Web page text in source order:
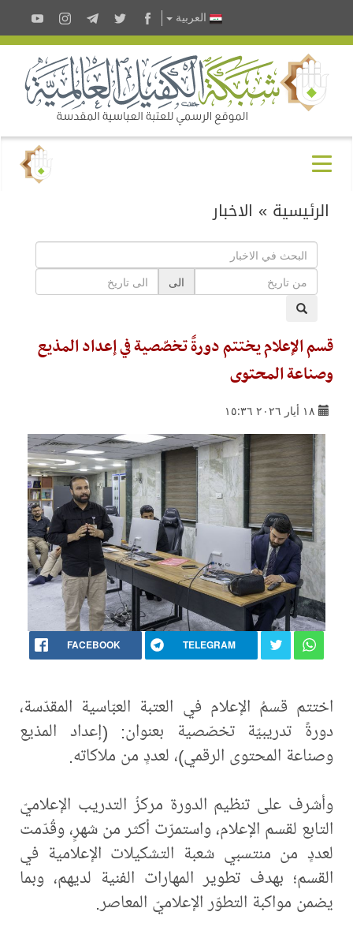
العربية
الرئيسية » الاخبار
الى
قسم الإعلام يختتم دورةً تخصّصية في إعداد المذيع
وصناعة المحتوى
١٨ أيار ٢٠٢٦ ١٥:٣٦
FACEBOOK TELEGRAM
اختتم قسمُ الإعلام في العتبة العبّاسية المقدّسة،
دورةً تدريبيّة تخصّصية بعنوان: (إعداد المذيع
وصناعة المحتوى الرقمي)، لعددٍ من ملاكاته.
وأشرف على تنظيم الدورة مركزُ التدريب الإعلاميّ
التابع لقسم الإعلام، واستمرّت أكثر من شهرٍ، وقُدّمت
لعددٍ من منتسبي شعبة التشكيلات الإعلامية في
القسم؛ بهدف تطوير المهارات الفنية لديهم، وبما
يضمن مواكبة التطوّر الإعلاميّ المعاصر.